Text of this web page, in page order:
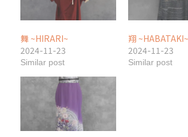
舞 ~HIRARI~
2024-11-23
Similar post
翔 ~HABATAKI~
2024-11-23
Similar post